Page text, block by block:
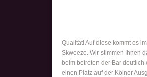
Qualität! Auf diese kommt es
Skweeze. Wir stimmen Ihnen
beim betreten der Bar
einen Platz auf der Kölner